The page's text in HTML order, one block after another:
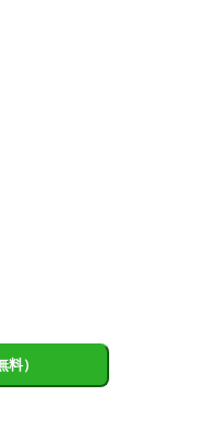
東員町
）